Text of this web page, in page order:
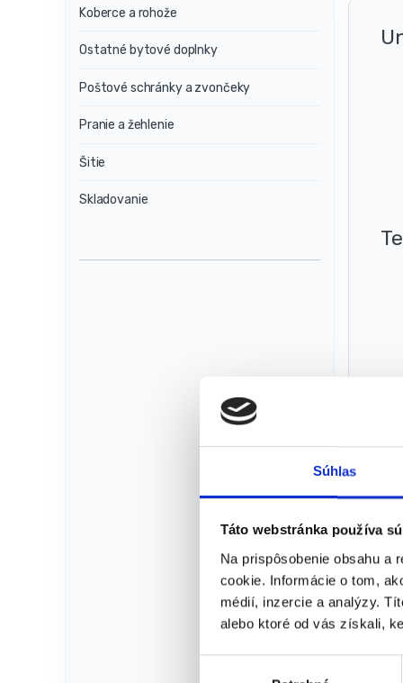
Súhlas
Táto webstránka používa
Na prispôsobenie obsahu a
cookie. Informácie o tom,
médií, inzercie a analýzy.
alebo ktoré od vás získali,
Koberce a rohože
Ostatné bytové doplnky
Poštové schránky a zvončeky
Pranie a žehlenie
Šitie
Skladovanie